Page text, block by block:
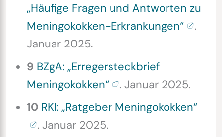
„Häufige Fragen und Antworten zu
Meningokokken-Erkrankungen“
.
Januar 2025.
9 BZgA: „Erregersteckbrief
Meningokokken“
. Januar 2025.
10 RKI: „Ratgeber Meningokokken“
. Januar 2025.